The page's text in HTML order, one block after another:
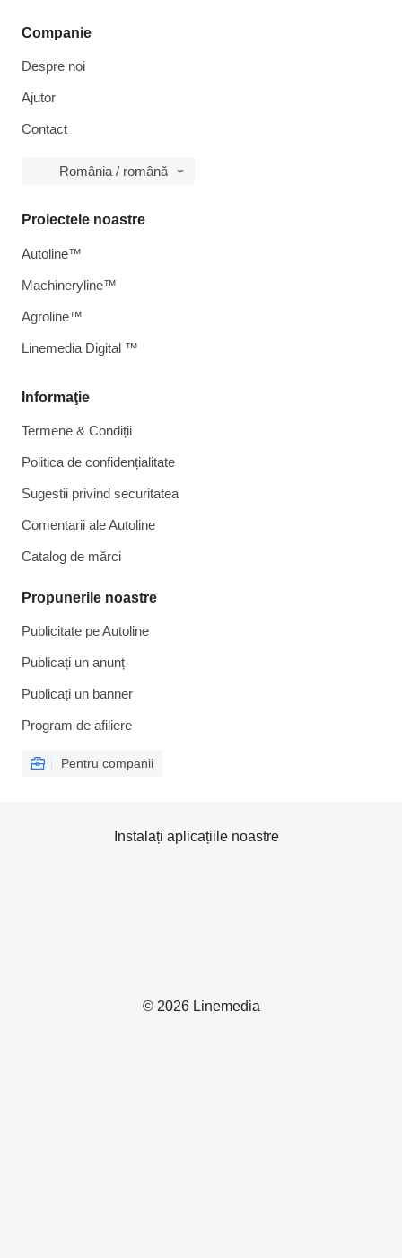
Companie
Despre noi
Ajutor
Contact
România / română
Informaţie
Termene & Condiții
Politica de confidențialitate
Sugestii privind securitatea
Comentarii ale Autoline
Catalog de mărcі
Propunerile noastre
Publicitate pe Autoline
Publicați un anunț
Publicați un banner
Program de afiliere
Pentru companii
Proiectele noastre
Autoline™
Machineryline™
Agroline™
Linemedia Digital ™
© 2026 Linemedia
Instalați aplicațiile noastre